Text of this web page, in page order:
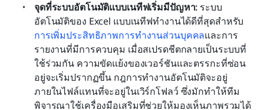
จุดที่ระบบอัตโนมัติแบบเนทีฟเริ่มมีปัญหา: ระบบ
อัตโนมัติของ Excel แบบเนทีฟทำงานได้ดีที่สุดสำหรับ
การเพิ่มประสิทธิภาพการทำงานส่วนบุคคลและการ
รายงานที่มีการควบคุม เมื่อสเปรดชีตกลายเป็นระบบที่
ใช้ร่วมกัน ความขัดแย้งของเวอร์ชันและตรรกะที่ซ่อน
อยู่จะเริ่มปรากฏขึ้น กฎการทำงานอัตโนมัติจะอยู่
ภายในไฟล์แทนที่จะอยู่ในเวิร์กโฟลว์ ซึ่งมักทำให้ทีม
พิจารณาใช้เครื่องมือเสริมที่ช่วยให้มองเห็นภาพรวมได้